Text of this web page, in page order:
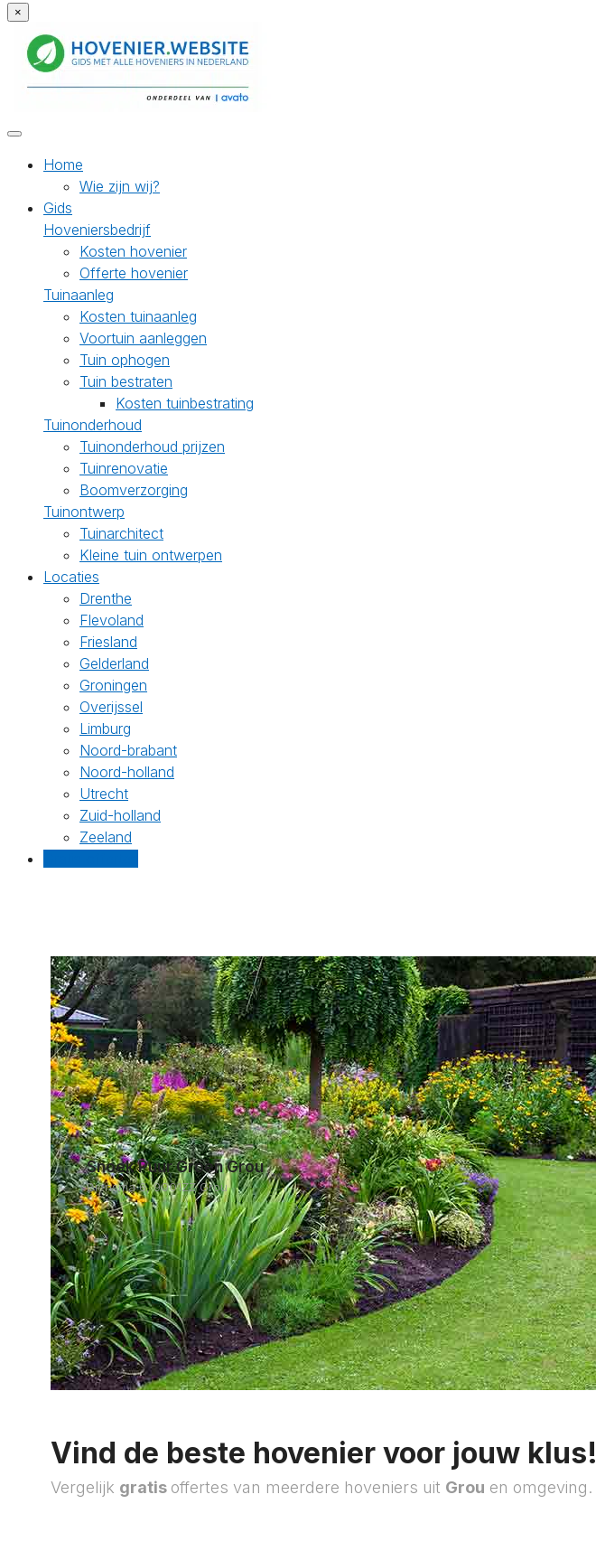
×
Home
Wie zijn wij?
Gids
Hoveniersbedrijf
Kosten hovenier
Offerte hovenier
Tuinaanleg
Kosten tuinaanleg
Voortuin aanleggen
Tuin ophogen
Tuin bestraten
Kosten tuinbestrating
Tuinonderhoud
Tuinonderhoud prijzen
Tuinrenovatie
Boomverzorging
Tuinontwerp
Tuinarchitect
Kleine tuin ontwerpen
Locaties
Drenthe
Flevoland
Friesland
Gelderland
Groningen
Overijssel
Limburg
Noord-brabant
Noord-holland
Utrecht
Zuid-holland
Zeeland
Snoek Puur Groen Grou
Biensma 6, 9001ZZ Grou
Vind de beste hovenier voor jouw klus!
Vergelijk gratis offertes van meerdere hoveniers uit Grou en omgeving.